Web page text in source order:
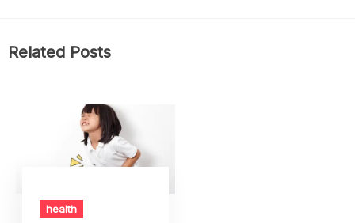
Related Posts
health